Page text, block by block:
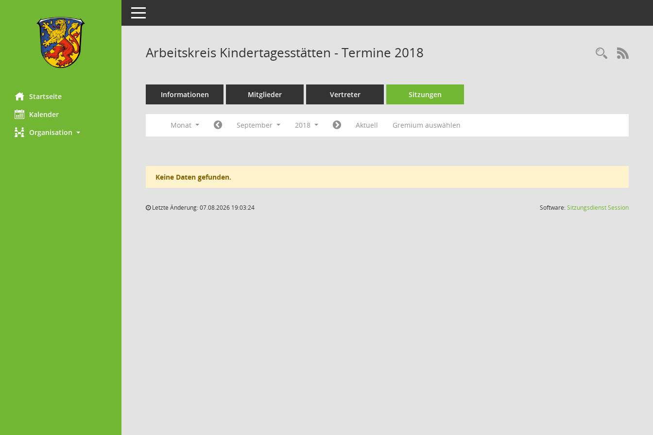
Startseite
Kalender
Organisation
Toggle navigation
Arbeitskreis Kindertagesstätten - Termine 2018
Informationen Mitglieder Vertreter Sitzungen
Monat September 2018 Aktuell Gremium auswählen
Keine Daten gefunden.
Letzte Änderung: 07.08.2026 19:03:24 Software:SitzungsdienstSession(Wird in